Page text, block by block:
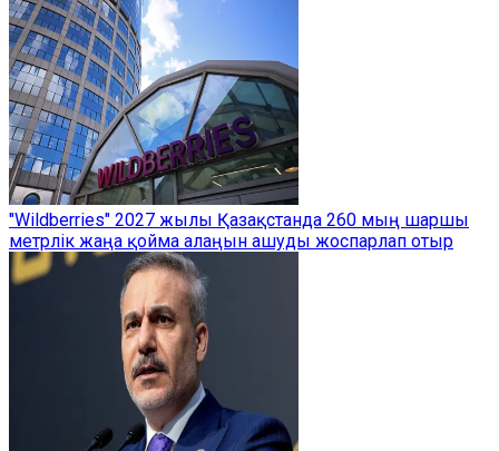
"Wildberries" 2027 жылы Қазақстанда 260 мың шаршы
метрлік жаңа қойма алаңын ашуды жоспарлап отыр